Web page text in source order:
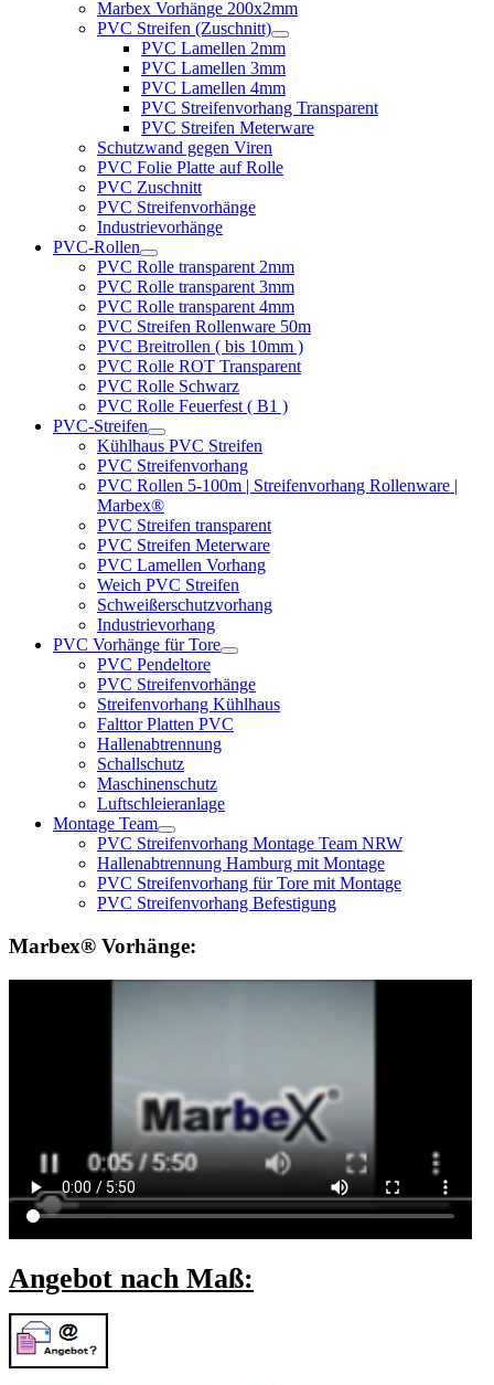
Marbex Vorhänge 200x2mm
PVC Streifen (Zuschnitt)
PVC Lamellen 2mm
PVC Lamellen 3mm
PVC Lamellen 4mm
PVC Streifenvorhang Transparent
PVC Streifen Meterware
Schutzwand gegen Viren
PVC Folie Platte auf Rolle
PVC Zuschnitt
PVC Streifenvorhänge
Industrievorhänge
PVC-Rollen
PVC Rolle transparent 2mm
PVC Rolle transparent 3mm
PVC Rolle transparent 4mm
PVC Streifen Rollenware 50m
PVC Breitrollen ( bis 10mm )
PVC Rolle ROT Transparent
PVC Rolle Schwarz
PVC Rolle Feuerfest ( B1 )
PVC-Streifen
Kühlhaus PVC Streifen
PVC Streifenvorhang
PVC Rollen 5-100m | Streifenvorhang Rollenware |
Marbex®
PVC Streifen transparent
PVC Streifen Meterware
PVC Lamellen Vorhang
Weich PVC Streifen
Schweißerschutzvorhang
Industrievorhang
PVC Vorhänge für Tore
PVC Pendeltore
PVC Streifenvorhänge
Streifenvorhang Kühlhaus
Falttor Platten PVC
Hallenabtrennung
Schallschutz
Maschinenschutz
Luftschleieranlage
Montage Team
PVC Streifenvorhang Montage Team NRW
Hallenabtrennung Hamburg mit Montage
PVC Streifenvorhang für Tore mit Montage
PVC Streifenvorhang Befestigung
Marbex® Vorhänge:
Angebot nach Maß: